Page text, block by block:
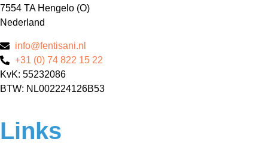
7554 TA Hengelo (O)
Nederland
info@fentisani.nl
+31 (0) 74 822 15 22
KvK: 55232086
BTW: NL002224126B53
Links